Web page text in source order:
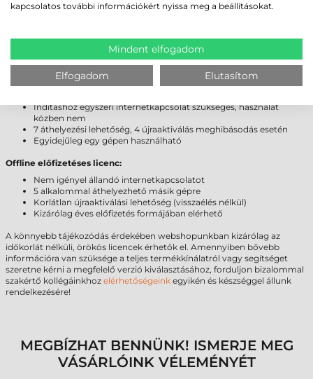
A program csak a kulcs csatlakoztatásával indítható el
Kulcselvesztés vagy sérülés esetén a licenc nem használható
tovább
Indításhoz egyszeri internetkapcsolat szükséges, használat
közben nem
7 áthelyezési lehetőség, 4 újraaktiválás meghibásodás esetén
Egyidejűleg egy gépen használható
Offline előfizetéses licenc:
Nem igényel állandó internetkapcsolatot
5 alkalommal áthelyezhető másik gépre
Korlátlan újraaktiválási lehetőség (visszaélés nélkül)
Kizárólag éves előfizetés formájában elérhető
A könnyebb tájékozódás érdekében webshopunkban kizárólag az
időkorlát nélküli, örökös licencek érhetők el. Amennyiben bővebb
információra van szüksége a teljes termékkínálatról vagy segítséget
szeretne kérni a megfelelő verzió kiválasztásához, forduljon bizalommal
szakértő kollégáinkhoz elérhetőségeink egyikén és készséggel állunk
rendelkezésére!
MEGBÍZHAT BENNÜNK! ISMERJE MEG
VÁSÁRLÓINK VÉLEMÉNYÉT
kapcsolatos további információkért nyissa meg a beállításokat.
Mindent elfogadom
Elfogadom Elutasítom